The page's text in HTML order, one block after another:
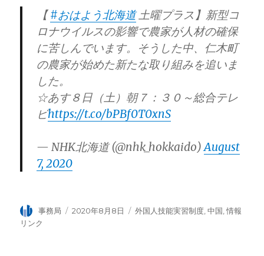
【#おはよう北海道土曜プラス】新型コ
ロナウイルスの影響で農家が人材の確保
に苦しんでいます。そうした中、仁木町
の農家が始めた新たな取り組みを追いま
した。
☆あす８日（土）朝７：３０～総合テレ
ビhttps://t.co/bPBf0T0xnS
— NHK北海道 (@nhk_hokkaido)August
7, 2020
投
稿
事務局
投
2020年8月8日
カ
外国人技能実習制度,中国,情報
リンク